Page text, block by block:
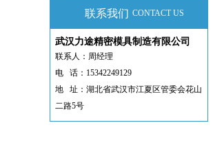
联系我们 CONTACT US
武汉力途精密模具制造有限公司
联系人：周经理
电 话：15342249129
地 址：湖北省武汉市江夏区管委会花山
二路5号